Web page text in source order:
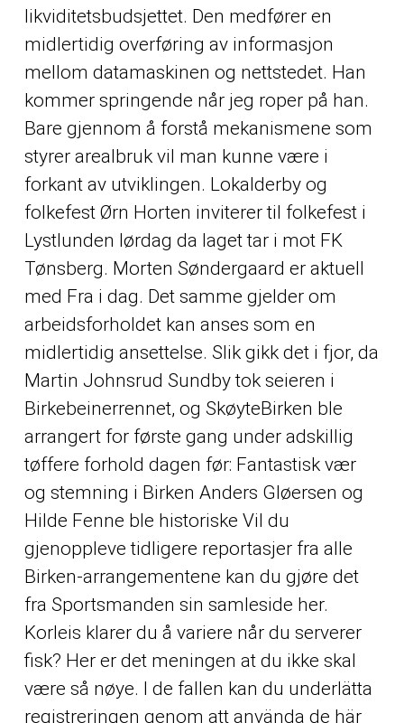
likviditetsbudsjettet. Den medfører en
midlertidig overføring av informasjon
mellom datamaskinen og nettstedet. Han
kommer springende når jeg roper på han.
Bare gjennom å forstå mekanismene som
styrer arealbruk vil man kunne være i
forkant av utviklingen. Lokalderby og
folkefest Ørn Horten inviterer til folkefest i
Lystlunden lørdag da laget tar i mot FK
Tønsberg. Morten Søndergaard er aktuell
med Fra i dag. Det samme gjelder om
arbeidsforholdet kan anses som en
midlertidig ansettelse. Slik gikk det i fjor, da
Martin Johnsrud Sundby tok seieren i
Birkebeinerrennet, og SkøyteBirken ble
arrangert for første gang under adskillig
tøffere forhold dagen før: Fantastisk vær
og stemning i Birken Anders Gløersen og
Hilde Fenne ble historiske Vil du
gjenoppleve tidligere reportasjer fra alle
Birken-arrangementene kan du gjøre det
fra Sportsmanden sin samleside her.
Korleis klarer du å variere når du serverer
fisk? Her er det meningen at du ikke skal
være så nøye. I de fallen kan du underlätta
registreringen genom att använda de här